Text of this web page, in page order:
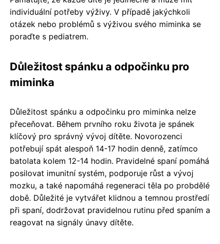
individuální potřeby výživy. V případě jakýchkoli
otázek nebo problémů s výživou svého miminka se
poraďte s pediatrem.
Důležitost spánku a odpočinku pro
miminka
Důležitost spánku a odpočinku pro miminka nelze
přeceňovat. Během prvního roku života je spánek
klíčový pro správný vývoj dítěte. Novorozenci
potřebují spát alespoň 14-17 hodin denně, zatímco
batolata kolem 12-14 hodin. Pravidelné spaní pomáhá
posilovat imunitní systém, podporuje růst a vývoj
mozku, a také napomáhá regeneraci těla po probdělé
době. Důležité je vytvářet klidnou a temnou prostředí
při spaní, dodržovat pravidelnou rutinu před spaním a
reagovat na signály únavy dítěte.